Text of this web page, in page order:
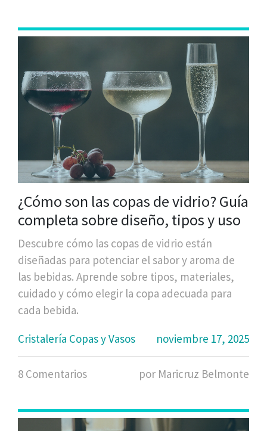
¿Cómo son las copas de vidrio? Guía
completa sobre diseño, tipos y uso
Descubre cómo las copas de vidrio están
diseñadas para potenciar el sabor y aroma de
las bebidas. Aprende sobre tipos, materiales,
cuidado y cómo elegir la copa adecuada para
cada bebida.
Cristalería Copas y Vasos
noviembre 17, 2025
8 Comentarios por Maricruz Belmonte